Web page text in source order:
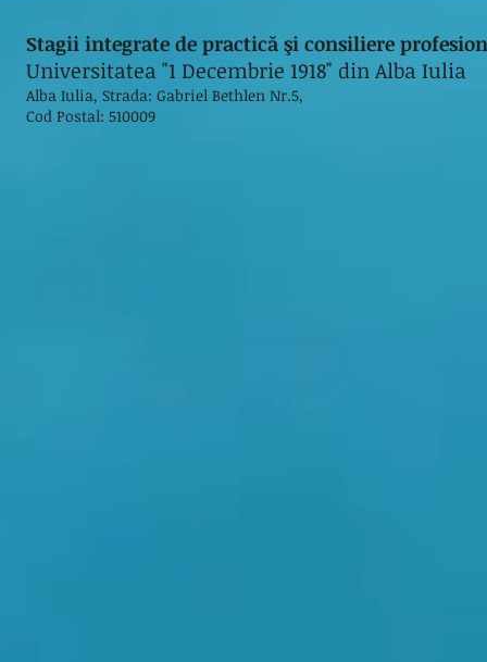
Stagii integrate de practică şi consiliere
Universitatea "1 Decembrie 1918" din Alba Iulia
Alba Iulia, Strada: Gabriel Bethlen Nr.5,
Cod Postal: 510009